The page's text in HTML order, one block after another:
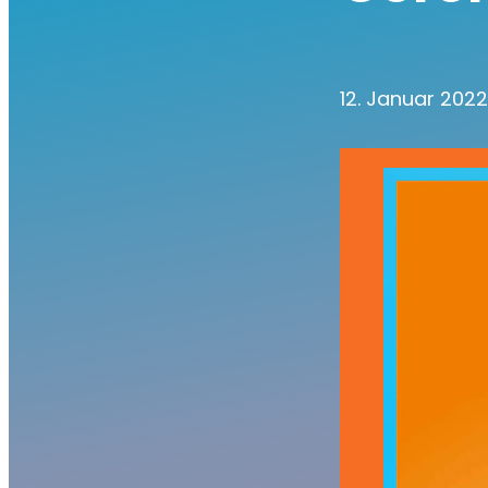
12. Januar 2022